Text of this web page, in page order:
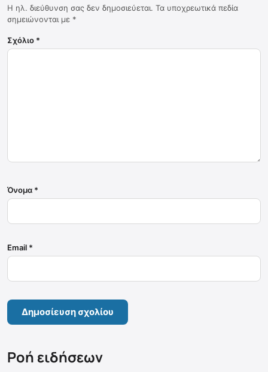
Η ηλ. διεύθυνση σας δεν δημοσιεύεται. Τα υποχρεωτικά πεδία
σημειώνονται με *
Σχόλιο *
Όνομα *
Email *
Ροή ειδήσεων